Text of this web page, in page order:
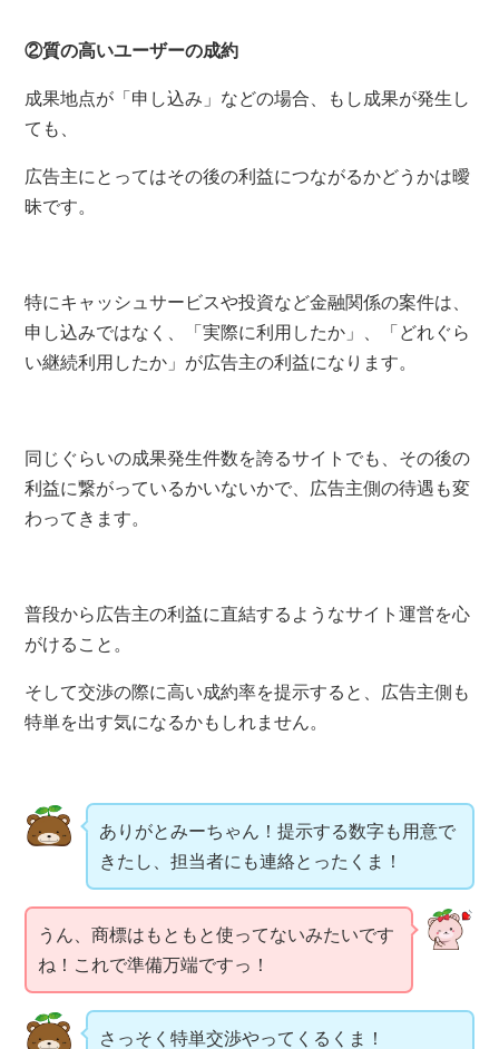
②質の高いユーザーの成約
成果地点が「申し込み」などの場合、もし成果が発生し
ても、
広告主にとってはその後の利益につながるかどうかは曖
昧です。
特にキャッシュサービスや投資など金融関係の案件は、
申し込みではなく、「実際に利用したか」、「どれぐら
い継続利用したか」が広告主の利益になります。
同じぐらいの成果発生件数を誇るサイトでも、その後の
利益に繋がっているかいないかで、広告主側の待遇も変
わってきます。
普段から広告主の利益に直結するようなサイト運営を心
がけること。
そして交渉の際に高い成約率を提示すると、広告主側も
特単を出す気になるかもしれません。
ありがとみーちゃん！提示する数字も用意で
きたし、担当者にも連絡とったくま！
うん、商標はもともと使ってないみたいです
ね！これで準備万端ですっ！
さっそく特単交渉やってくるくま！